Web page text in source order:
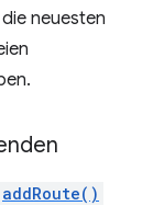
neuesten
addRoute()